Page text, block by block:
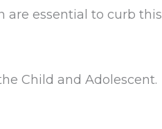
are essential to curb this
Child and Adolescent.